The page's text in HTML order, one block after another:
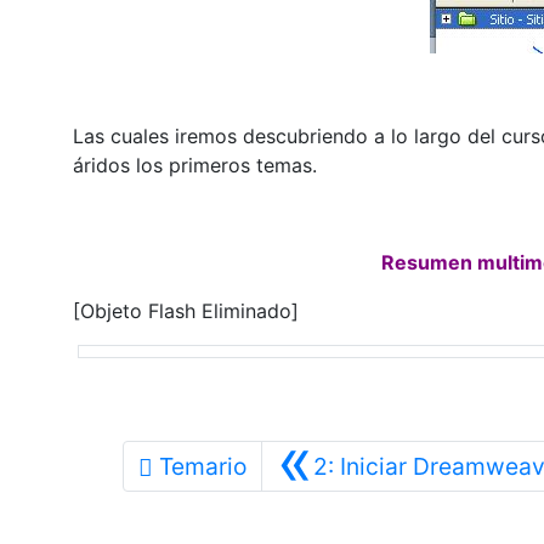
Las cuales iremos descubriendo a lo largo del
áridos los primeros temas.
Resumen
[Objeto Flash Eliminado]
Temario «2: Iniciar